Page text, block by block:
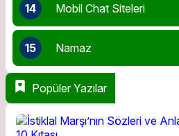
14 Mobil Chat Siteleri
15 Namaz
Popüler Yazılar